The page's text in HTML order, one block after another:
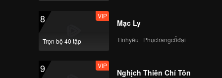
8
Trọn bộ 40 tập
VIP
Mạc Ly
Tìnhyêu · Phụctrangcổđại
9 VIP
Nghịch Thiên Chí Tôn